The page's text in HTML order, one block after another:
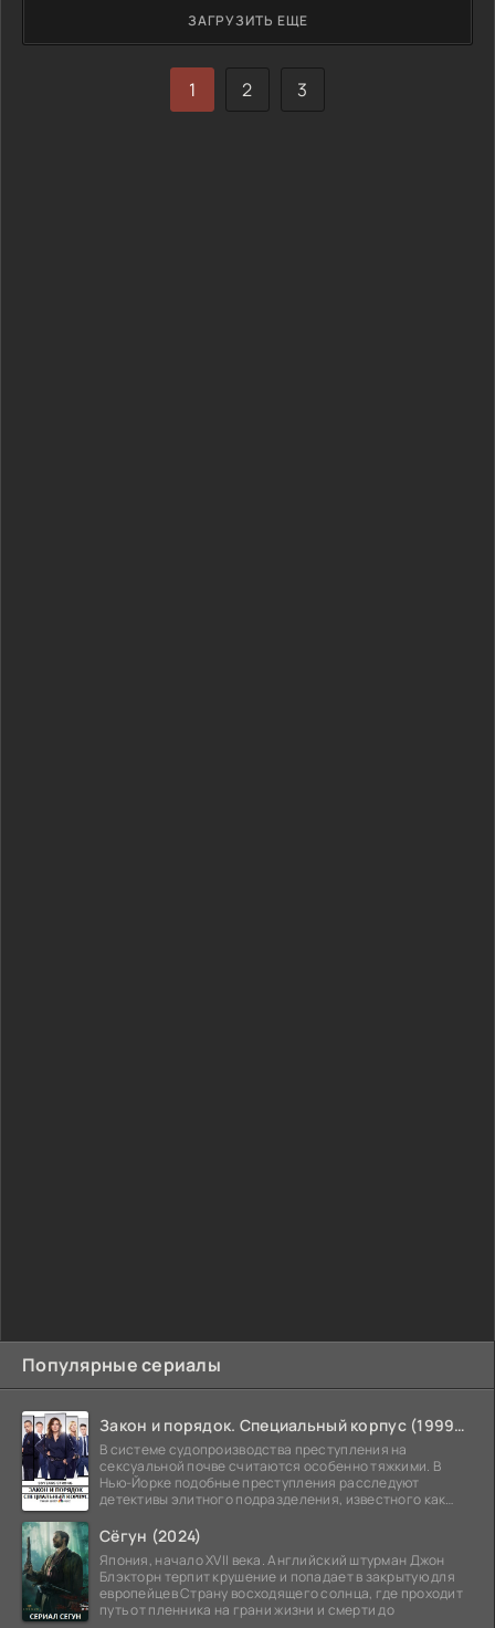
Популярные сериалы
Закон и порядок. Специальный корпус (1999-2026)
В системе судопроизводства преступления на
сексуальной почве считаются особенно тяжкими. В
Нью-Йорке подобные преступления расследуют
детективы элитного подразделения, известного как
Сёгун (2024)
Япония, начало XVII века. Английский штурман Джон
Блэкторн терпит крушение и попадает в закрытую для
европейцев Страну восходящего солнца, где проходит
путь от пленника на грани жизни и смерти до
ЗАГРУЗИТЬ ЕЩЕ
1 2 3